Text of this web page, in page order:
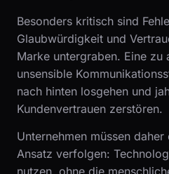
Besonders kritisch sind
Glaubwürdigkeit und
Marke untergraben. Eine zu
unsensible
nach hinten losgehen und
Kundenvertrauen zerstören.
Unternehmen müssen
Ansatz verfolgen:
nutzen, ohne die